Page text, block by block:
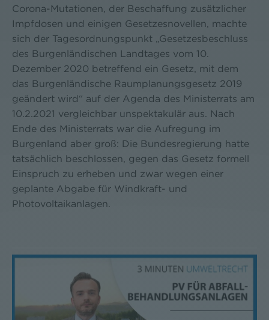
Corona-Mutationen, der Beschaffung zusätzlicher
Impfdosen und einigen Gesetzesnovellen, machte
sich der Tagesordnungspunkt „Gesetzesbeschluss
des Burgenländischen Landtages vom 10.
Dezember 2020 betreffend ein Gesetz, mit dem
das Burgenländische Raumplanungsgesetz 2019
geändert wird“ auf der Agenda des Ministerrats am
10.2.2021 vergleichbar unspektakulär aus. Nach
Ende des Ministerrats war die Aufregung im
Burgenland aber groß: Die Bundesregierung hatte
tatsächlich beschlossen, gegen das Gesetz formell
Einspruch zu erheben und zwar wegen einer
geplante Abgabe für Windkraft- und
Photovoltaikanlagen.